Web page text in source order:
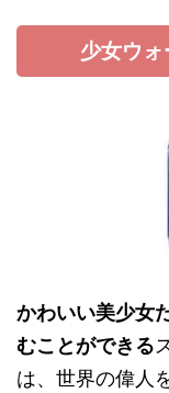
少女ウ
かわいい美少女
むことができる
は、世界の偉人